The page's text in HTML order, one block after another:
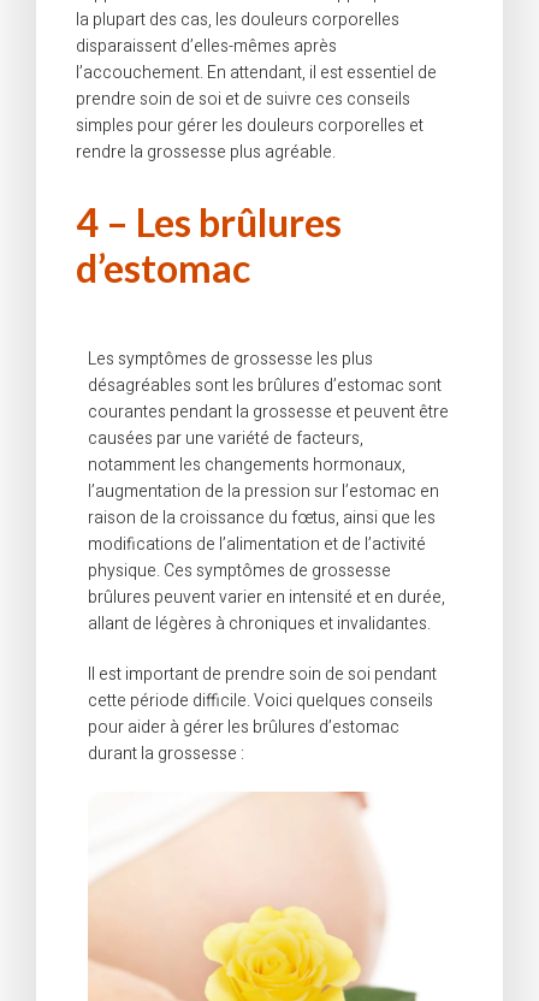
la plupart des cas, les douleurs corporelles
disparaissent d’elles-mêmes après
l’accouchement. En attendant, il est essentiel de
prendre soin de soi et de suivre ces conseils
simples pour gérer les douleurs corporelles et
rendre la grossesse plus agréable.
4 – Les brûlures
d’estomac
Les symptômes de grossesse les plus
désagréables sont les brûlures d’estomac sont
courantes pendant la grossesse et peuvent être
causées par une variété de facteurs,
notamment les changements hormonaux,
l’augmentation de la pression sur l’estomac en
raison de la croissance du fœtus, ainsi que les
modifications de l’alimentation et de l’activité
physique. Ces symptômes de grossesse
brûlures peuvent varier en intensité et en durée,
allant de légères à chroniques et invalidantes.
Il est important de prendre soin de soi pendant
cette période difficile. Voici quelques conseils
pour aider à gérer les brûlures d’estomac
durant la grossesse :